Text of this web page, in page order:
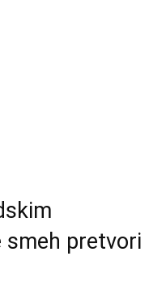
smeh pretvori